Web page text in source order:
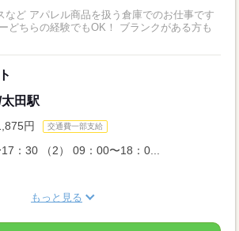
など アパレル商品を扱う倉庫でのお仕事です
田駅
円 交通費一部支給
17：30 （2） 09：00〜18：0...
もっと見る